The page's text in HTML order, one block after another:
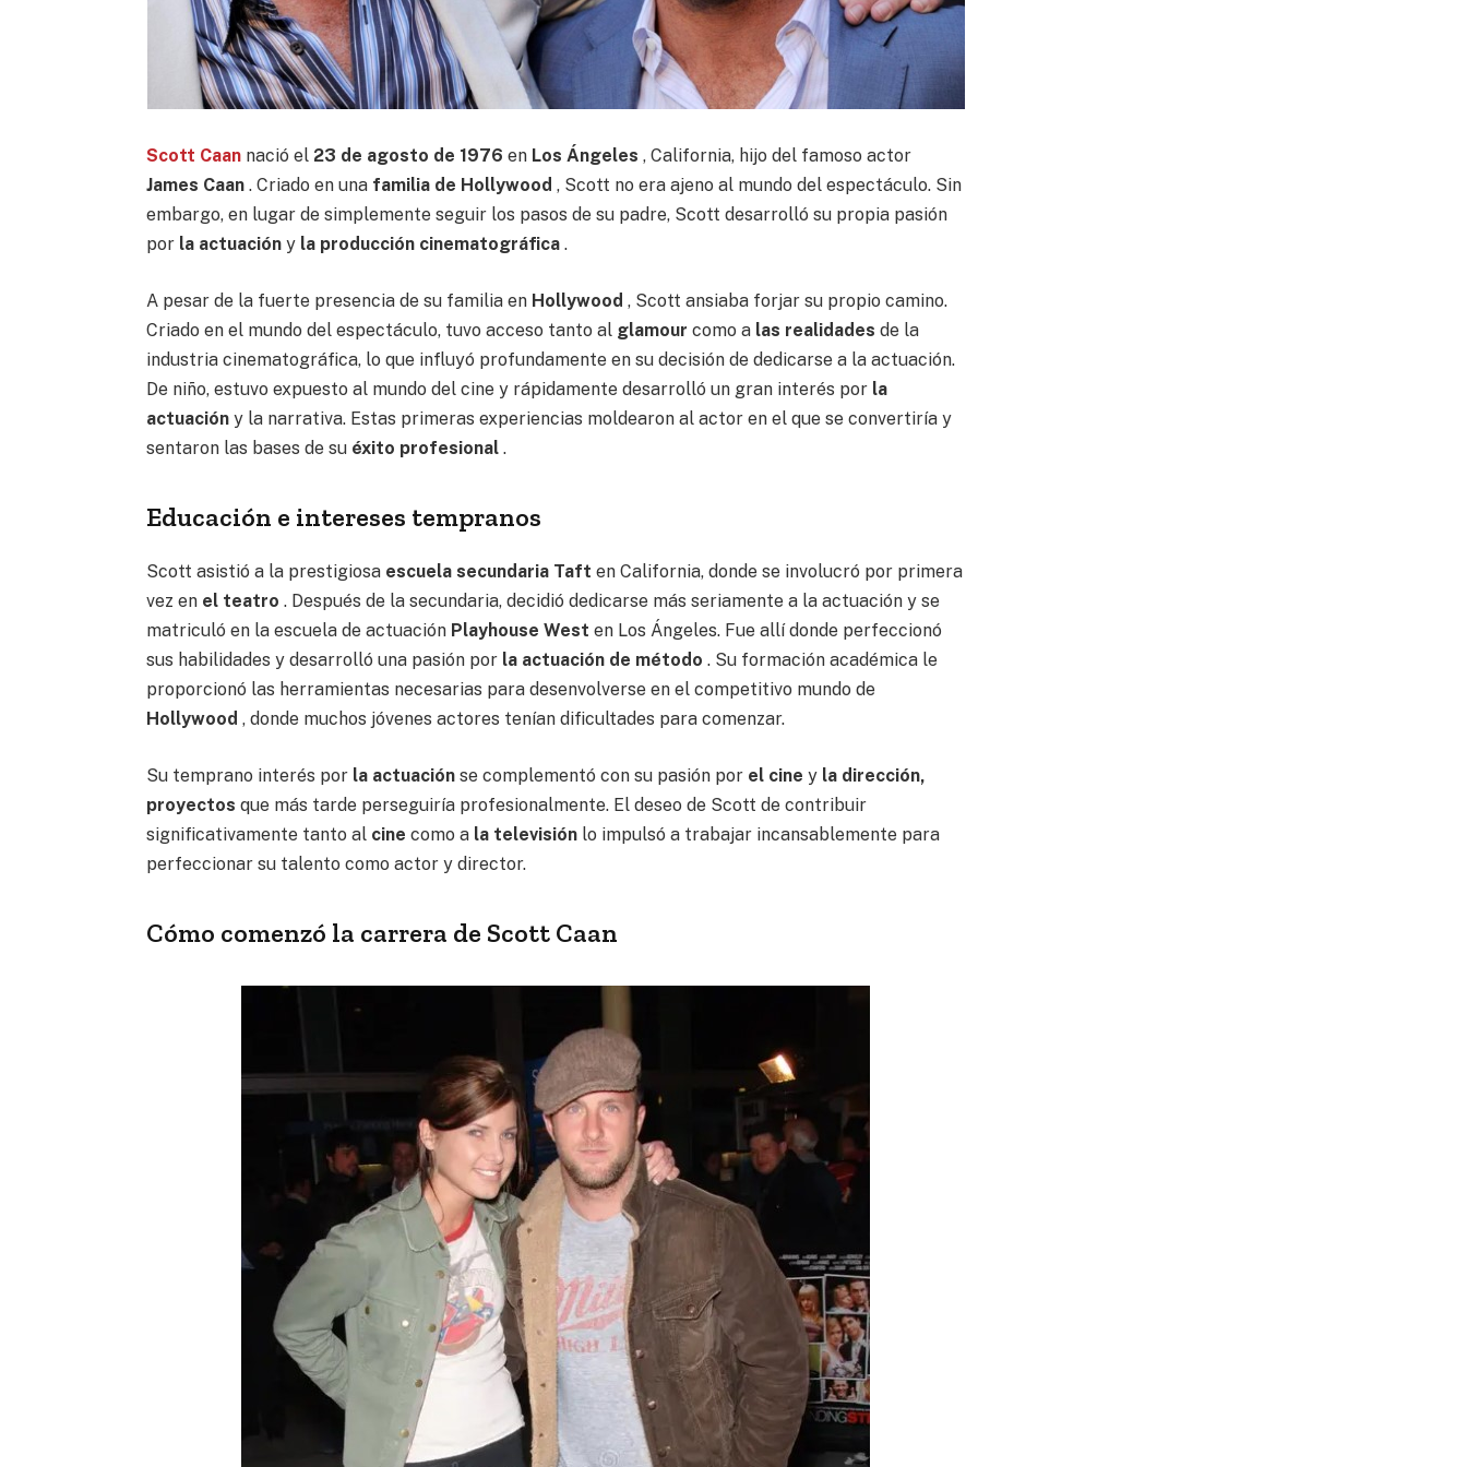
Scott Caan nació el 23 de agosto de 1976 en Los Ángeles , California, hijo del famoso actor
James Caan . Criado en una familia de Hollywood , Scott no era ajeno al mundo del espectáculo. Sin
embargo, en lugar de simplemente seguir los pasos de su padre, Scott desarrolló su propia pasión
por la actuación y la producción cinematográfica .
A pesar de la fuerte presencia de su familia en Hollywood , Scott ansiaba forjar su propio camino.
Criado en el mundo del espectáculo, tuvo acceso tanto al glamour como a las realidades de la
industria cinematográfica, lo que influyó profundamente en su decisión de dedicarse a la actuación.
De niño, estuvo expuesto al mundo del cine y rápidamente desarrolló un gran interés por la
actuación y la narrativa. Estas primeras experiencias moldearon al actor en el que se convertiría y
sentaron las bases de su éxito profesional .
Educación e intereses tempranos
Scott asistió a la prestigiosa escuela secundaria Taft en California, donde se involucró por primera
vez en el teatro . Después de la secundaria, decidió dedicarse más seriamente a la actuación y se
matriculó en la escuela de actuación Playhouse West en Los Ángeles. Fue allí donde perfeccionó
sus habilidades y desarrolló una pasión por la actuación de método . Su formación académica le
proporcionó las herramientas necesarias para desenvolverse en el competitivo mundo de
Hollywood , donde muchos jóvenes actores tenían dificultades para comenzar.
Su temprano interés por la actuación se complementó con su pasión por el cine y la dirección,
proyectos que más tarde perseguiría profesionalmente. El deseo de Scott de contribuir
significativamente tanto al cine como a la televisión lo impulsó a trabajar incansablemente para
perfeccionar su talento como actor y director.
Cómo comenzó la carrera de Scott Caan